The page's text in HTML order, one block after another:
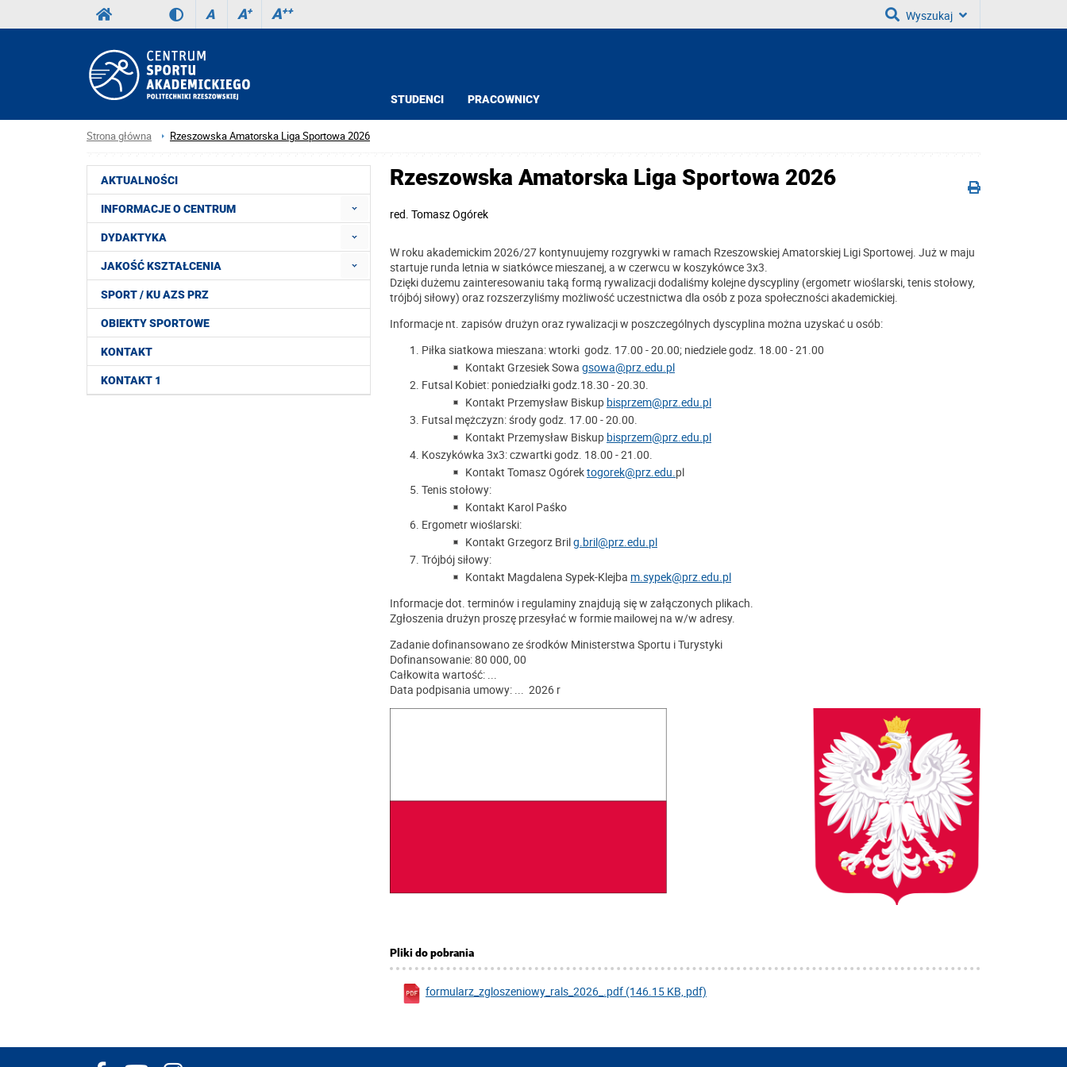
A A+ A++ Wyszukaj
STUDENCI PRACOWNICY
Strona główna Rzeszowska Amatorska Liga Sportowa 2026
AKTUALNOŚCI
INFORMACJE O CENTRUM
DYDAKTYKA
JAKOŚĆ KSZTAŁCENIA
SPORT / KU AZS PRZ
OBIEKTY SPORTOWE
KONTAKT
KONTAKT 1
Rzeszowska Amatorska Liga Sportowa 2026
red. Tomasz Ogórek
W roku akademickim 2026/27 kontynuujemy rozgrywki w ramach Rzeszowskiej Amatorskiej Ligi Sportowej. Już w maju
startuje runda letnia w siatkówce mieszanej, a w czerwcu w koszykówce 3x3.
Dzięki dużemu zainteresowaniu taką formą rywalizacji dodaliśmy kolejne dyscypliny (ergometr wioślarski, tenis stołowy,
trójbój siłowy) oraz rozszerzyliśmy możliwość uczestnictwa dla osób z poza społeczności akademickiej.
Informacje nt. zapisów drużyn oraz rywalizacji w poszczególnych dyscyplina można uzyskać u osób:
Piłka siatkowa mieszana: wtorki godz. 17.00 - 20.00; niedzielegodz. 18.00 - 21.00
Kontakt Grzesiek Sowa gsowa@prz.edu.pl
Futsal Kobiet: poniedziałki godz.18.30 - 20.30.
Kontakt Przemysław Biskup bisprzem@prz.edu.pl
Futsal mężczyzn: środy godz. 17.00 - 20.00.
Kontakt Przemysław Biskup bisprzem@prz.edu.pl
Koszykówka 3x3: czwartki godz. 18.00 - 21.00.
Kontakt Tomasz Ogórektogorek@prz.edu.pl
Tenis stołowy:
Kontakt Karol Paśko
Ergometr wioślarski:
Kontakt Grzegorz Brilg.bril@prz.edu.pl
Trójbój siłowy:
Kontakt Magdalena Sypek-Klejba m.sypek@prz.edu.pl
Informacje dot. terminów i regulaminy znajdują się w załączonych plikach.
Zgłoszenia drużyn proszę przesyłać w formie mailowej na w/w adresy.
Zadanie dofinansowano ze środków Ministerstwa Sportu i Turystyki
Dofinansowanie: 80 000, 00
Całkowita wartość: ...
Data podpisania umowy: ... 2026 r
Pliki do pobrania
formularz_zgloszeniowy_rals_2026_.pdf (146.15 KB, pdf)